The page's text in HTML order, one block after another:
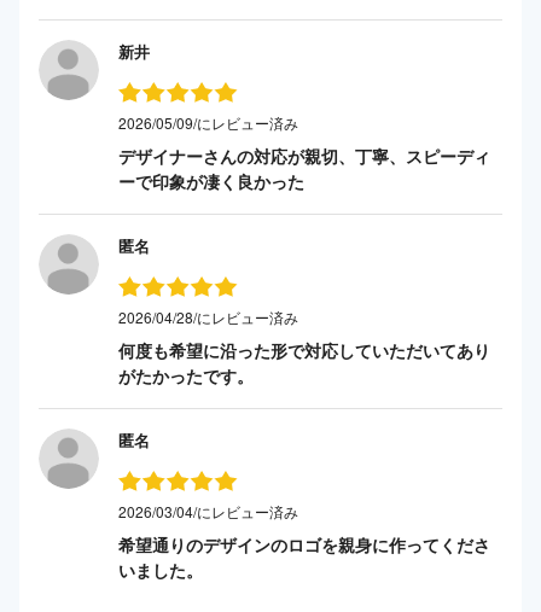
新井
2026/05/09/にレビュー済み
デザイナーさんの対応が親切、丁寧、スピーディ
ーで印象が凄く良かった
匿名
2026/04/28/にレビュー済み
何度も希望に沿った形で対応していただいてあり
がたかったです。
匿名
2026/03/04/にレビュー済み
希望通りのデザインのロゴを親身に作ってくださ
いました。